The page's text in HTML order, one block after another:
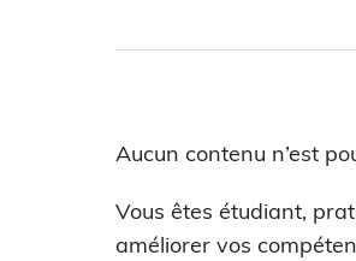
Aucun contenu n’est
Vous êtes étudiant,
améliorer vos